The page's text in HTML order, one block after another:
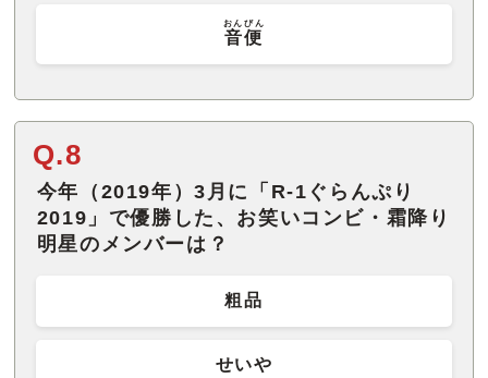
音便
おんびん
Q.8
今年（2019年）3月に「R-1ぐらんぷり
2019」で優勝した、お笑いコンビ・霜降り
明星のメンバーは？
粗品
せいや